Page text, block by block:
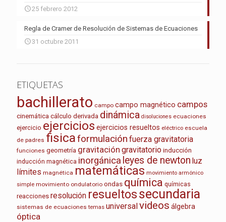
25 febrero 2012
Regla de Cramer de Resolución de Sistemas de Ecuaciones
31 octubre 2011
ETIQUETAS
bachillerato campo campo magnético campos
cinemática cálculo derivada dinámica disoluciones ecuaciones
ejercicio ejercicios ejercicios resueltos eléctrico escuela
de padres fisicaformulación fuerza gravitatoria
funciones geometría gravitación gravitatorio inducción
inducción magnética inorgánica leyes de newton luz
límites magnética matemáticas movimiento armónico
simple movimiento ondulatorio ondas química químicas
reacciones resolución resueltossecundaria
sistemas de ecuaciones temas universalvideos álgebra
óptica